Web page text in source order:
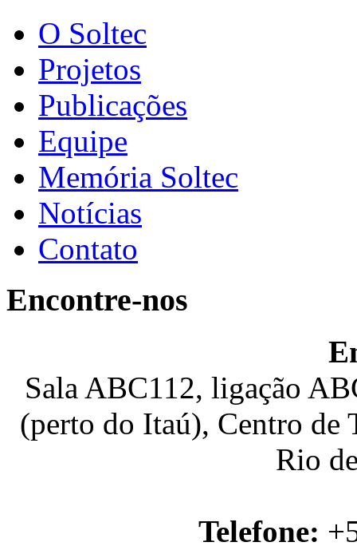
O Soltec
Projetos
Publicações
Equipe
Memória Soltec
Notícias
Contato
Encontre-nos
Sala ABC112, ligação
(perto do Itaú), Centro de
Rio
Telefone: